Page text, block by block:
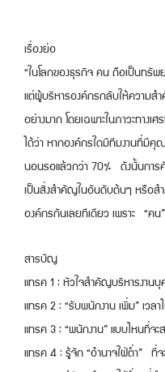
เรื่องย่อ
“ในโลกของธุรกิจ คน ถือเป็นทรั
แต่ผู้บริหารองค์กรกลับให้ความส
อย่างมาก โดยเฉพาะในภาวะทาง
ได้ว่า หากองค์กรใดมีทีมงานที่มีคุณ
นอนรอแล้วกว่า 70% ดังนั้นกา
เป็นสิ่งสำคัญในอันดับต้นๆ หรือส
องค์กรกันเลยทีเดียว เพราะ “คน”
สารบัญ
แทรค 1 : หัวใจสำคัญบริหารงาน
แทรค 2 : “รับพนักงาน เพิ่ม” เวลา
แทรค 3 : “พนักงาน” แบบไหนที่จ
แทรค 4 : รู้จัก “อำนาจใฝ่ต่ำ”